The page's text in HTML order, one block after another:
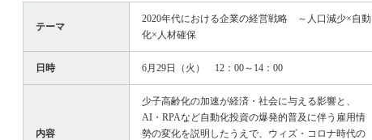
テーマ
2020年代における企業の経営戦略 ～人口減少×自動
化×人材確保
日時 6月29日（火） 12：00～14：00
内容
少子高齢化の加速が経済・社会に与える影響と、
AI・RPAなど自動化投資の爆発的普及に伴う雇用情
勢の変化を説明したうえで、ウィズ・コロナ時代の